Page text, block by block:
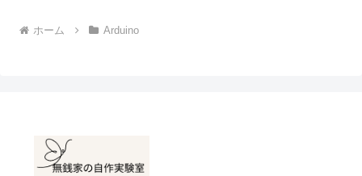
ホーム Arduino